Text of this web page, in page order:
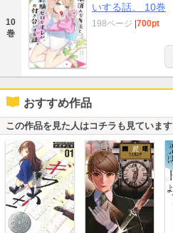
10
巻
いする話。 10巻
198ページ |700pt
おすすめ作品
この作品を見た人はコチラも見ています